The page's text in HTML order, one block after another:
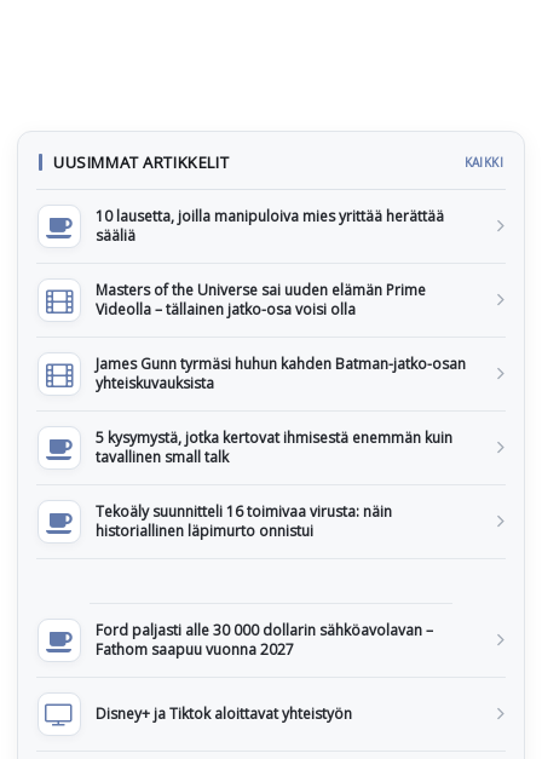
UUSIMMAT ARTIKKELIT KAIKKI
10 lausetta, joilla manipuloiva mies yrittää herättää
sääliä
Masters of the Universe sai uuden elämän Prime
Videolla – tällainen jatko-osa voisi olla
James Gunn tyrmäsi huhun kahden Batman-jatko-osan
yhteiskuvauksista
5 kysymystä, jotka kertovat ihmisestä enemmän kuin
tavallinen small talk
Tekoäly suunnitteli 16 toimivaa virusta: näin
historiallinen läpimurto onnistui
Ford paljasti alle 30 000 dollarin sähköavolavan –
Fathom saapuu vuonna 2027
Disney+ ja Tiktok aloittavat yhteistyön